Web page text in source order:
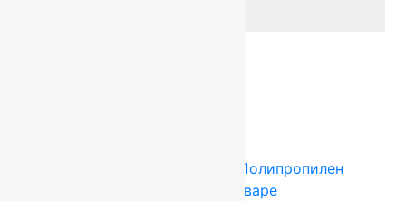
Полипропилен
Подробнее о товаре